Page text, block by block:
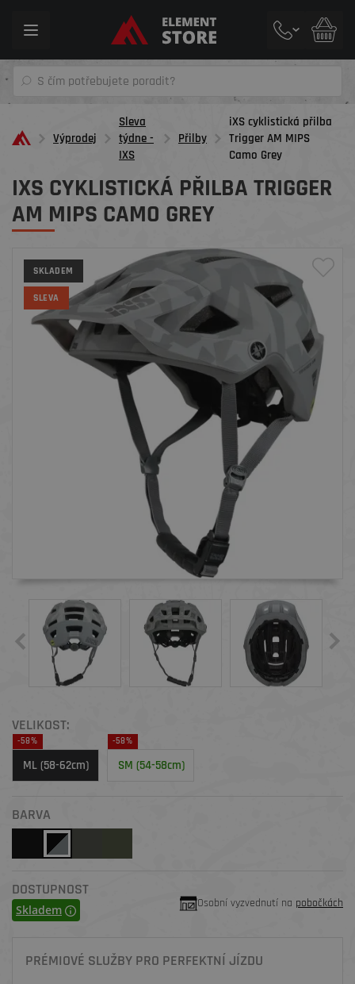
Toggle
Výprodej
Sleva
týdne -
IXS
Přilby
iXS cyklistická přilba
Trigger AM MIPS
Camo Grey
IXS CYKLISTICKÁ PŘILBA TRIGGER
AM MIPS CAMO GREY
SKLADEM
SLEVA
VELIKOST:
-58%
ML (58-62cm)
-58%
SM (54-58cm)
BARVA
DOSTUPNOST
Skladem Osobní vyzvednutí na pobočkách
PRÉMIOVÉ SLUŽBY PRO PERFEKTNÍ JÍZDU